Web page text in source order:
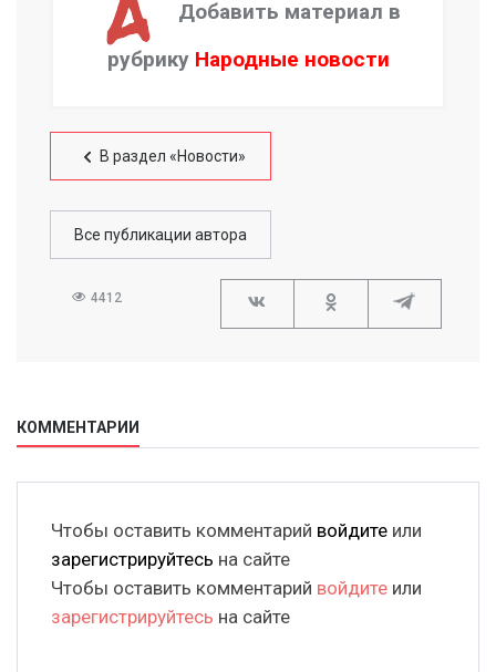
Добавить материал в
рубрику Народные новости
В раздел «Новости»
Все публикации автора
4412
КОММЕНТАРИИ
Чтобы оставить комментарий войдите или
зарегистрируйтесь на сайте
Чтобы оставить комментарий войдите или
зарегистрируйтесь на сайте